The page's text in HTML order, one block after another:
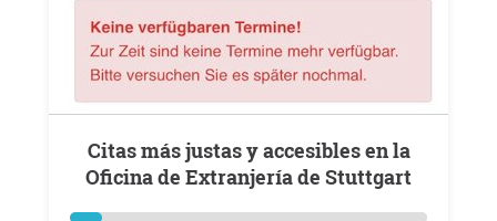
Citas más justas y accesibles en la
Oficina de Extranjería de Stuttgart